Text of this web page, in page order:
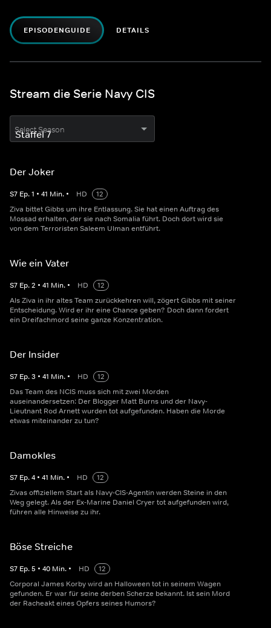
EPISODENGUIDE DETAILS
Stream die Serie Navy CIS
Select Season
Der Joker
S7 Ep.1 • 41 Min. • HD
12
Ziva bittet Gibbs um ihre Entlassung. Sie hat einen Auftrag des
Mossad erhalten, der sie nach Somalia führt. Doch dort wird sie
von dem Terroristen Saleem Ulman entführt.
Wie ein Vater
S7 Ep.2 • 41 Min. • HD
12
Als Ziva in ihr altes Team zurückkehren will, zögert Gibbs mit seiner
Entscheidung. Wird er ihr eine Chance geben? Doch dann fordert
ein Dreifachmord seine ganze Konzentration.
Der Insider
S7 Ep.3 • 41 Min. • HD
12
Das Team des NCIS muss sich mit zwei Morden
auseinandersetzen: Der Blogger Matt Burns und der Navy-
Lieutnant Rod Arnett wurden tot aufgefunden. Haben die Morde
etwas miteinander zu tun?
Damokles
S7 Ep.4 • 41 Min. • HD
12
Zivas offiziellem Start als Navy-CIS-Agentin werden Steine in den
Weg gelegt. Als der Ex-Marine Daniel Cryer tot aufgefunden wird,
führen alle Hinweise zu ihr.
Böse Streiche
S7 Ep.5 • 40 Min. • HD
12
Corporal James Korby wird an Halloween tot in seinem Wagen
gefunden. Er war für seine derben Scherze bekannt. Ist sein Mord
der Racheakt eines Opfers seines Humors?